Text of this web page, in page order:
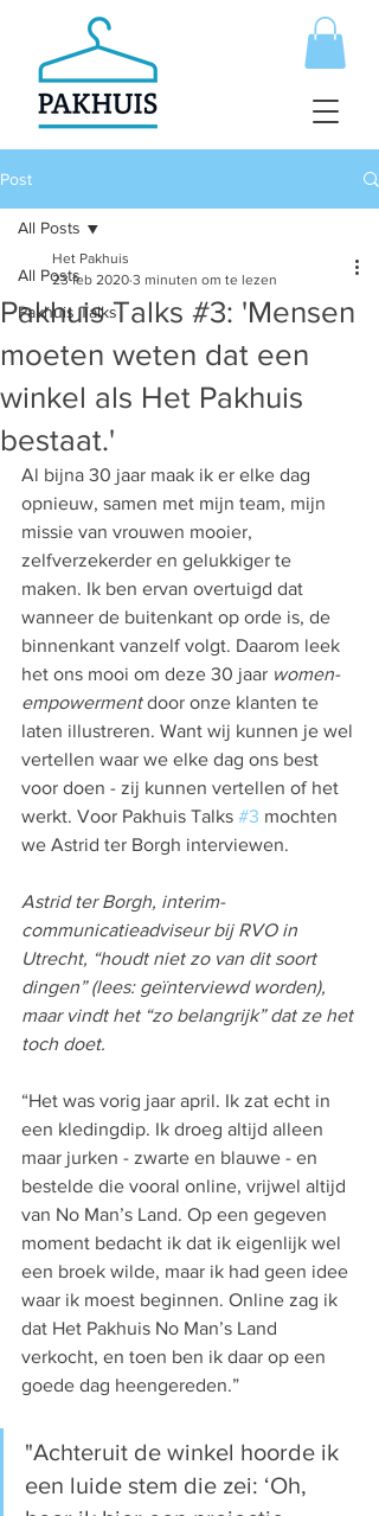
Post
All Posts
Pakhuis Talks
All Posts
Pakhuis Talks #3: 'Mensen
moeten weten dat een
winkel als Het Pakhuis
bestaat.'
Het Pakhuis
23 feb 2020 3 minuten om te lezen
Al bijna 30 jaar maak ik er elke dag
opnieuw, samen met mijn team, mijn
missie van vrouwen mooier,
zelfverzekerder en gelukkiger te
maken. Ik ben ervan overtuigd dat
wanneer de buitenkant op orde is, de
binnenkant vanzelf volgt. Daarom leek
het ons mooi om deze 30 jaar women-
empowerment door onze klanten te
laten illustreren. Want wij kunnen je wel
vertellen waar we elke dag ons best
voor doen - zij kunnen vertellen of het
werkt. Voor Pakhuis Talks #3 mochten
we Astrid ter Borgh interviewen.
Astrid ter Borgh, interim-
communicatieadviseur bij RVO in
Utrecht, “houdt niet zo van dit soort
dingen” (lees: geïnterviewd worden),
maar vindt het “zo belangrijk” dat ze het
toch doet.
“Het was vorig jaar april. Ik zat echt in
een kledingdip. Ik droeg altijd alleen
maar jurken - zwarte en blauwe - en
bestelde die vooral online, vrijwel altijd
van No Man’s Land. Op een gegeven
moment bedacht ik dat ik eigenlijk wel
een broek wilde, maar ik had geen idee
waar ik moest beginnen. Online zag ik
dat Het Pakhuis No Man’s Land
verkocht, en toen ben ik daar op een
goede dag heengereden.”
"Achteruit de winkel hoorde ik
een luide stem die zei: ‘Oh,